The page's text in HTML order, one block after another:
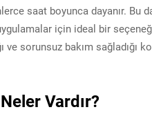
saat boyunca dayanır. Bu
için ideal bir
bakım sağladığı
Vardır?